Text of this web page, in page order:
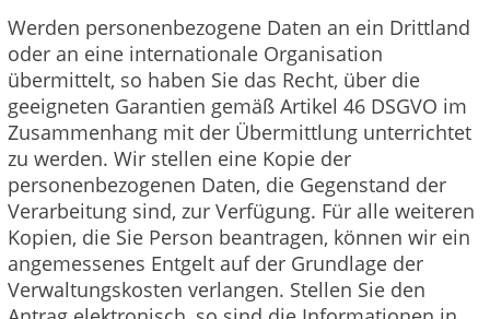
Werden personenbezogene Daten an ein Drittland
oder an eine internationale Organisation
übermittelt, so haben Sie das Recht, über die
geeigneten Garantien gemäß Artikel 46 DSGVO im
Zusammenhang mit der Übermittlung unterrichtet
zu werden. Wir stellen eine Kopie der
personenbezogenen Daten, die Gegenstand der
Verarbeitung sind, zur Verfügung. Für alle weiteren
Kopien, die Sie Person beantragen, können wir ein
angemessenes Entgelt auf der Grundlage der
Verwaltungskosten verlangen. Stellen Sie den